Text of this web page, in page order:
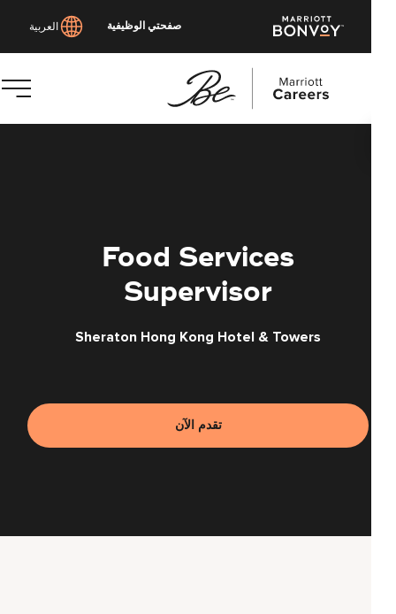
صفحتي الوظيفية العربية
Food Services
Supervisor
Sheraton Hong Kong Hotel & Towers
تقدم الآن